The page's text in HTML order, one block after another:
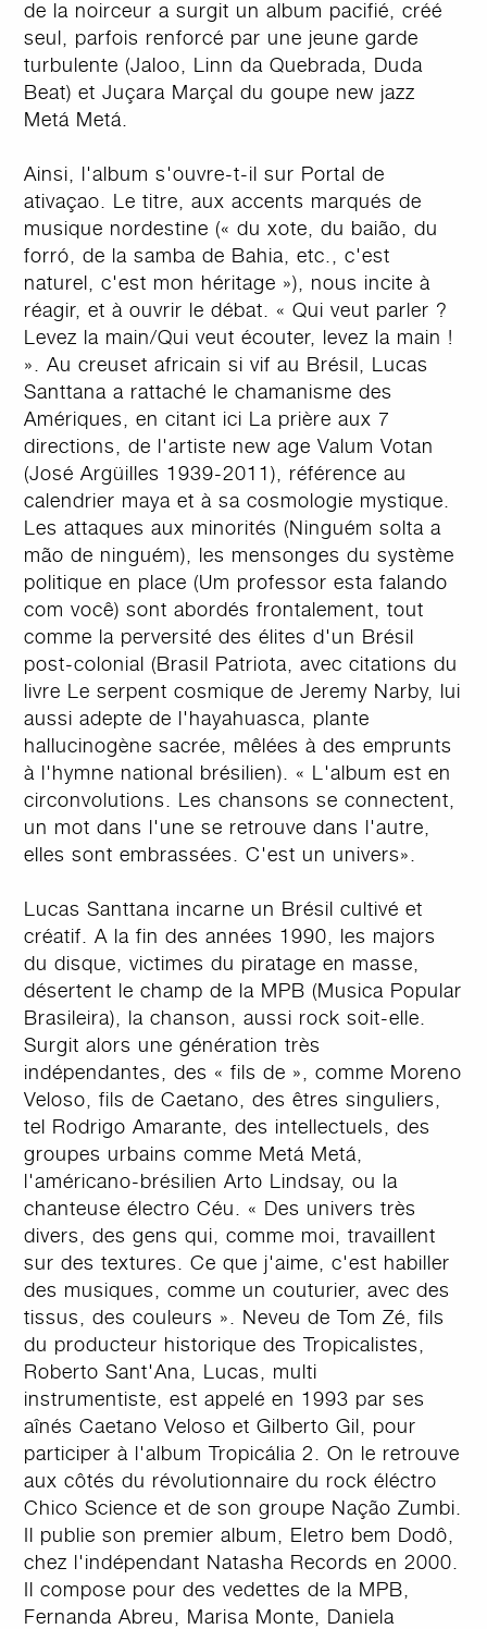
de la noirceur a surgit un album pacifié, créé
seul, parfois renforcé par une jeune garde
turbulente (Jaloo, Linn da Quebrada, Duda
Beat) et Juçara Marçal du goupe new jazz
Metá Metá.
Ainsi, l'album s'ouvre-t-il sur Portal de
ativaçao. Le titre, aux accents marqués de
musique nordestine (« du xote, du baião, du
forró, de la samba de Bahia, etc., c'est
naturel, c'est mon héritage »), nous incite à
réagir, et à ouvrir le débat. « Qui veut parler ?
Levez la main/Qui veut écouter, levez la main !
». Au creuset africain si vif au Brésil, Lucas
Santtana a rattaché le chamanisme des
Amériques, en citant ici La prière aux 7
directions, de l'artiste new age Valum Votan
(José Argüilles 1939-2011), référence au
calendrier maya et à sa cosmologie mystique.
Les attaques aux minorités (Ninguém solta a
mão de ninguém), les mensonges du système
politique en place (Um professor esta falando
com você) sont abordés frontalement, tout
comme la perversité des élites d'un Brésil
post-colonial (Brasil Patriota, avec citations du
livre Le serpent cosmique de Jeremy Narby, lui
aussi adepte de l'hayahuasca, plante
hallucinogène sacrée, mêlées à des emprunts
à l'hymne national brésilien). « L'album est en
circonvolutions. Les chansons se connectent,
un mot dans l'une se retrouve dans l'autre,
elles sont embrassées. C'est un univers».
Lucas Santtana incarne un Brésil cultivé et
créatif. A la fin des années 1990, les majors
du disque, victimes du piratage en masse,
désertent le champ de la MPB (Musica Popular
Brasileira), la chanson, aussi rock soit-elle.
Surgit alors une génération très
indépendantes, des « fils de », comme Moreno
Veloso, fils de Caetano, des êtres singuliers,
tel Rodrigo Amarante, des intellectuels, des
groupes urbains comme Metá Metá,
l'américano-brésilien Arto Lindsay, ou la
chanteuse électro Céu. « Des univers très
divers, des gens qui, comme moi, travaillent
sur des textures. Ce que j'aime, c'est habiller
des musiques, comme un couturier, avec des
tissus, des couleurs ». Neveu de Tom Zé, fils
du producteur historique des Tropicalistes,
Roberto Sant'Ana, Lucas, multi
instrumentiste, est appelé en 1993 par ses
aînés Caetano Veloso et Gilberto Gil, pour
participer à l'album Tropicália 2. On le retrouve
aux côtés du révolutionnaire du rock éléctro
Chico Science et de son groupe Nação Zumbi.
Il publie son premier album, Eletro bem Dodô,
chez l'indépendant Natasha Records en 2000.
Il compose pour des vedettes de la MPB,
Fernanda Abreu, Marisa Monte, Daniela